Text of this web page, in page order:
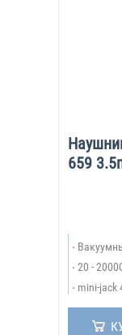
659
20 -
mini-jack